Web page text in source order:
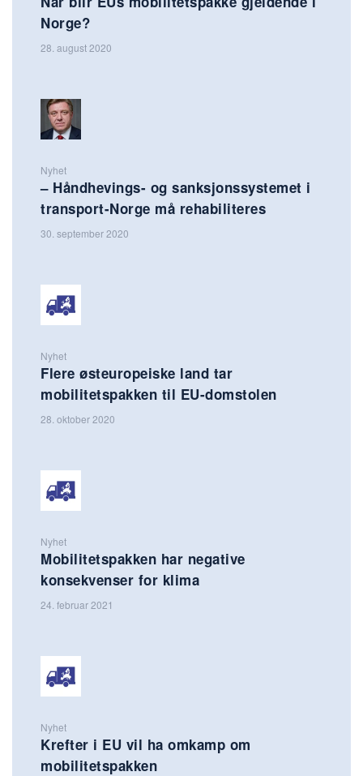
Norge?
28. august 2020
Nyhet
– Håndhevings- og sanksjonssystemet i
transport-Norge må rehabiliteres
30. september 2020
Nyhet
Flere østeuropeiske land tar
mobilitetspakken til EU-domstolen
28. oktober 2020
Nyhet
Mobilitetspakken har negative
konsekvenser for klima
24. februar 2021
Nyhet
Krefter i EU vil ha omkamp om
mobilitetspakken